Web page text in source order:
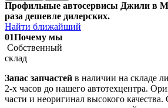
Профильные автосервисы Джили в
раза дешевле дилерских.
Найти ближайший
01Почему мы
Собственный
склад
Запас запчастей в наличии на складе
2-х часов до нашего автотехцентра.
части и неоригинал высокого качества.